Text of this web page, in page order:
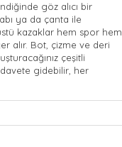
göz alıcı bir
ya da çanta ile
kazaklar hem spor hem
alır. Bot, çizme ve deri
çeşitli
gidebilir, her